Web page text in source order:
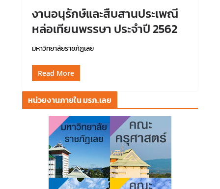
งานอนุรักษ์และสืบสานประเพณี
หล่อเทียนพรรษา ประจำปี 2562
มหาวิทยาลัยราชภัฏเลย
Read More
หน่วยงานภายใน มรภ.เลย